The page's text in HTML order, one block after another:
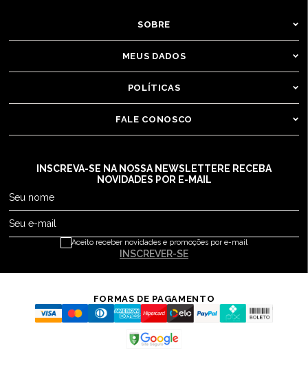
SOBRE
MEUS DADOS
POLÍTICAS
FALE CONOSCO
INSCREVA-SE NA NOSSA NEWSLETTER E RECEBA
NOVIDADES POR E-MAIL
Seu nome
Seu e-mail
INSCREVER-SE
Aceito receber novidades e promoções por e-mail
FORMAS DE PAGAMENTO